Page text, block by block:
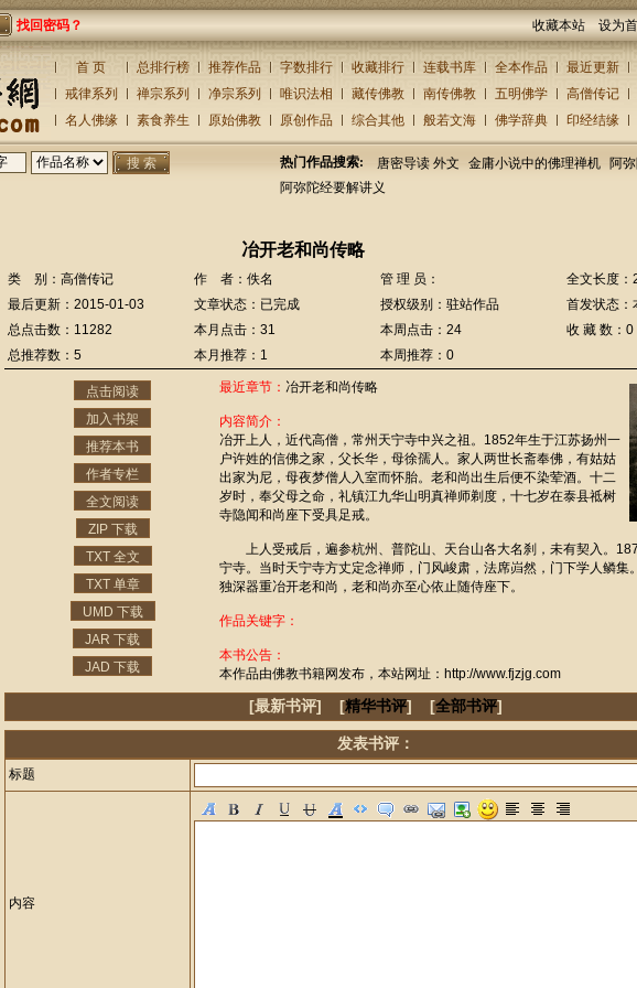
找回密码？ 收藏本站 设为
首 页 总排行榜 推荐作品 字数排行 收藏排行 连载书库 全本作品 最近更新
戒律系列
禅宗系列 净宗系列 唯识法相 藏传佛教 南传佛教 五明佛学 高僧传记
名人佛缘
素食养生 原始佛教 原创作品 综合其他 般若文海 佛学辞典 印经结缘
热门作品搜索: 唐密导读 外文 金庸小说中的佛理禅机
阿
阿弥陀经要解讲义
冶开老和尚传略
类 别：高僧传记
作 者：佚名 管 理 员：
全文长度：
最后更新：2015-01-03
文章状态：已完成 授权级别：驻站作品
首发状态：
总点击数：11282
本月点击：31 本周点击：24
收 藏 数：0
总推荐数：5
本月推荐：1 本周推荐：0
点击阅读
加入书架
推荐本书
作者专栏
全文阅读
ZIP 下载
TXT 全文
TXT 单章
UMD 下载
JAR 下载
JAD 下载
最近章节： 冶开老和尚传略
内容简介：
冶开上人，近代高僧，常州天宁寺中兴之祖。1852年生于江苏扬州一
户许姓的信佛之家，父长华，母徐孺人。家人两世长斋奉佛，有姑姑
出家为尼，母夜梦僧人入室而怀胎。老和尚出生后便不染荤酒。十二
岁时，奉父母之命，礼镇江九华山明真禅师剃度，十七岁在泰县祗树
寺隐闻和尚座下受具足戒。
上人受戒后，遍参杭州、普陀山、天台山各大名刹，未有契入。
宁寺。当时天宁寺方丈定念禅师，门风峻肃，法席岿然，门下学人鳞集
独深器重冶开老和尚，老和尚亦至心依止随侍座下。
作品关键字：
本书公告：
本作品由佛教书籍网发布，本站网址：http://www.fjzjg.com
[最新书评] [精华书评] [全部书评]
发表书评：
标题
内容